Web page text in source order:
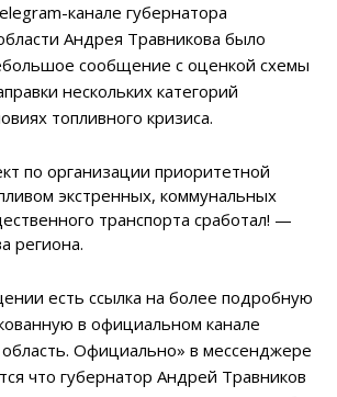
канале губернатора
Андрея Травникова было
сообщение с оценкой схемы
нескольких категорий
топливного кризиса.
по организации приоритетной
экстренных, коммунальных
транспорта сработал! —
региона.
есть ссылка на более подробную
в официальном канале
Официально» в мессенджере
что губернатор Андрей Травников